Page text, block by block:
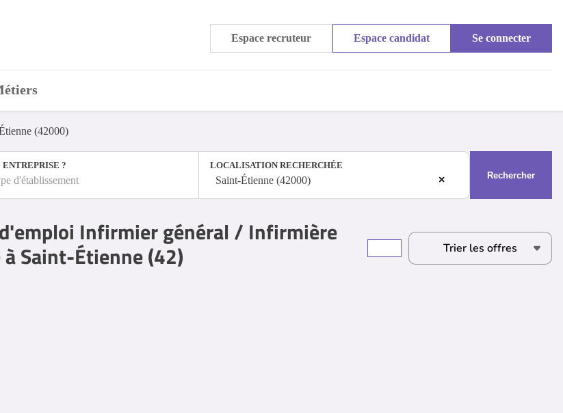
Espace recruteur Espace candidat Se connecter
(42000)
?
d'établissement
LOCALISATION RECHERCHÉE
×
Saint-Étienne (42000) Rechercher
Infirmier général / Infirmière
Saint-Étienne (42)